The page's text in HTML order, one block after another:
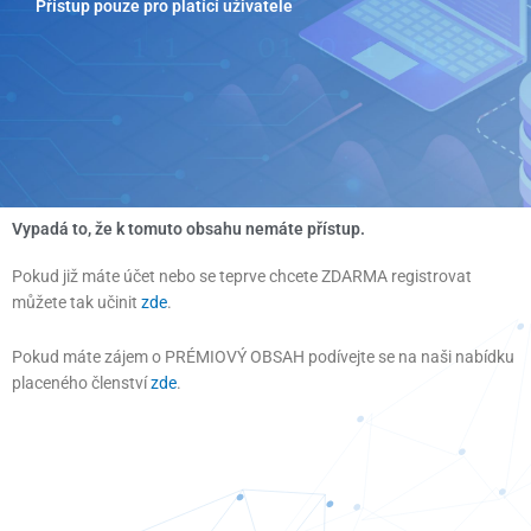
PřeskočitPřístup pouze pro platící uživatele
Vypadá to, že k tomuto obsahu nemáte přístup.
Pokud již máte účet nebo se teprve chcete ZDARMA registrovat
můžete tak učinit zde.
Pokud máte zájem o PRÉMIOVÝ OBSAH podívejte se na naši nabídku
placeného členstvízde.